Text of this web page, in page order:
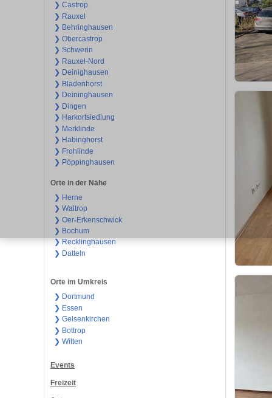
❯ Castrop
❯ Rauxel
❯ Behringhausen
❯ Obercastrop
❯ Schwerin
❯ Rauxel-Nord
❯ Deinighausen
❯ Bladenhorst
❯ Deininghausen
❯ Dingen
❯ Harkortsiedlung
❯ Merklinde
❯ Habinghorst
❯ Frohlinde
❯ Pöppinghausen
Orte in der Nähe
❯ Herne
❯ Waltrop
❯ Oer-Erkenschwick
❯ Bochum
❯ Recklinghausen
❯ Datteln
Orte im Umkreis
❯ Dortmund
❯ Essen
❯ Gelsenkirchen
❯ Bottrop
❯ Witten
Events
Freizeit